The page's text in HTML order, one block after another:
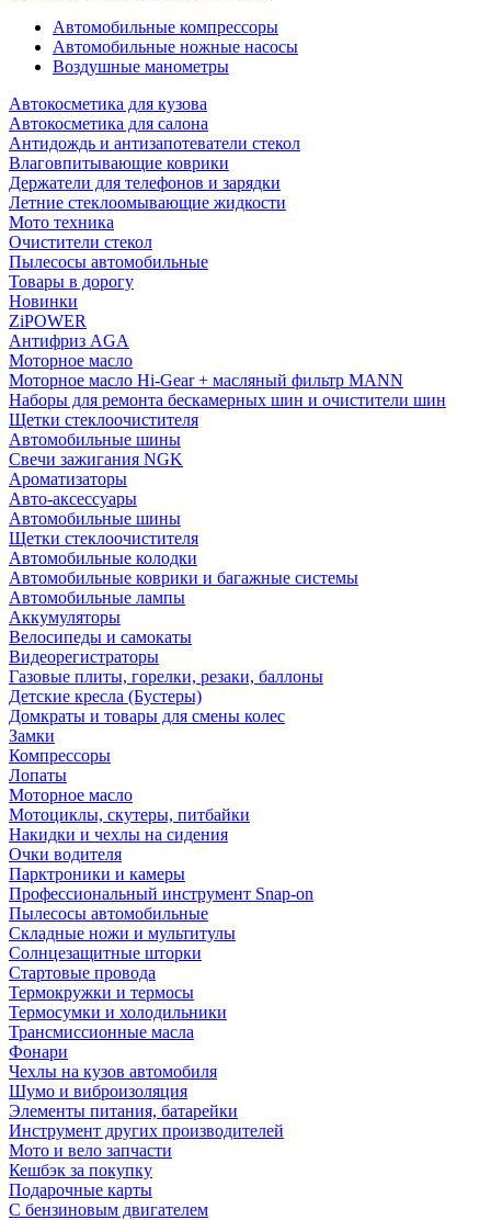
Автомобильные компрессоры
Автомобильные ножные насосы
Воздушные манометры
Автокосметика для кузова
Автокосметика для салона
Антидождь и антизапотеватели стекол
Влаговпитывающие коврики
Держатели для телефонов и зарядки
Летние стеклоомывающие жидкости
Мото техника
Очистители стекол
Пылесосы автомобильные
Товары в дорогу
Новинки
ZiPOWER
Антифриз AGA
Моторное масло
Моторное масло Hi-Gear + масляный фильтр MANN
Наборы для ремонта бескамерных шин и очистители шин
Щетки стеклоочистителя
Автомобильные шины
Свечи зажигания NGK
Ароматизаторы
Авто-аксессуары
Автомобильные шины
Щетки стеклоочистителя
Автомобильные колодки
Автомобильные коврики и багажные системы
Автомобильные лампы
Аккумуляторы
Велосипеды и самокаты
Видеорегистраторы
Газовые плиты, горелки, резаки, баллоны
Детские кресла (Бустеры)
Домкраты и товары для смены колес
Замки
Компрессоры
Лопаты
Моторное масло
Мотоциклы, скутеры, питбайки
Накидки и чехлы на сидения
Очки водителя
Парктроники и камеры
Профессиональный инструмент Snap-on
Пылесосы автомобильные
Складные ножи и мультитулы
Солнцезащитные шторки
Стартовые провода
Термокружки и термосы
Термосумки и холодильники
Трансмиссионные масла
Фонари
Чехлы на кузов автомобиля
Шумо и виброизоляция
Элементы питания, батарейки
Инструмент других производителей
Мото и вело запчасти
Кешбэк за покупку
Подарочные карты
С бензиновым двигателем